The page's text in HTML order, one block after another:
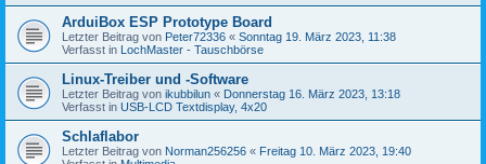
ArduiBox ESP Prototype Board
Letzter Beitrag von Peter72336 « Sonntag 19. März 2023, 11:38
Verfasst in LochMaster - Tauschbörse
Linux-Treiber und -Software
Letzter Beitrag von ikubbilun « Donnerstag 16. März 2023, 13:18
Verfasst in USB-LCD Textdisplay, 4x20
Schlaflabor
Letzter Beitrag von Norman256256 « Freitag 10. März 2023, 19:40